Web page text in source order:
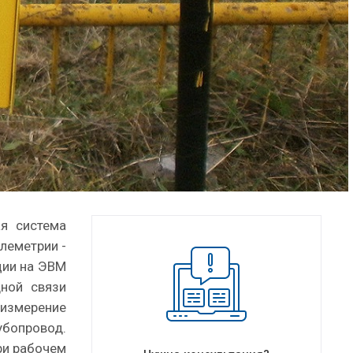
система
-
на ЭВМ
связи
рабочем